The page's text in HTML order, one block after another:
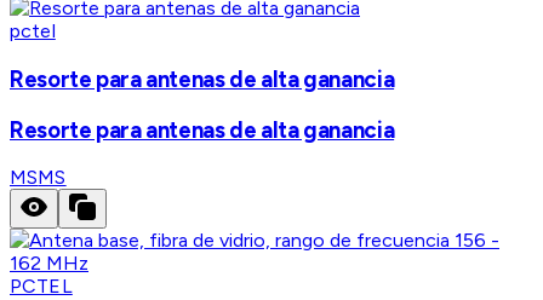
pctel
Resorte para antenas de alta ganancia
Resorte para antenas de alta ganancia
MSMS
PCTEL